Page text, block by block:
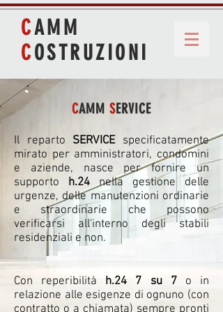
CAMM
COSTRUZIONI
CAMM SERVICE
Il reparto SERVICEspecificatamente
mirato per amministratori, condomini
e aziende, nasce per fornire un
supporto h.24 nella gestione delle
urgenze, delle manutenzioni ordinarie
e straordinarie che possono
verificarsi all'interno degli stabili
residenziali e non.
Con reperibilità h.24 7 su 7o in
relazione alle esigenze di ognuno (con
contratto o a chiamata) sempre pronti